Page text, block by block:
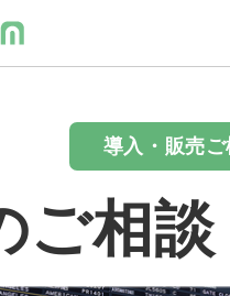
導入・販売
ご相